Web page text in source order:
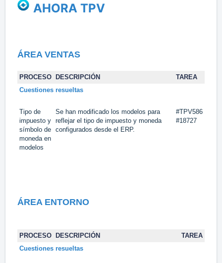
AHORA TPV
ÁREA VENTAS
PROCESO DESCRIPCIÓN
TAREA
Cuestiones resueltas
Tipo de
impuesto y
símbolo de
moneda en
modelos
Se han modificado los modelos para
reflejar el tipo de impuesto y moneda
configurados desde el ERP.
#TPV586
#18727
ÁREA ENTORNO
PROCESO DESCRIPCIÓN
TAREA
Cuestiones resueltas